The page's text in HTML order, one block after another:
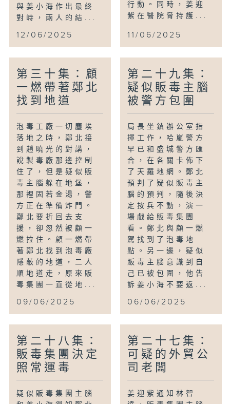
與姜小海作出最終
對峙，兩人的結...
12/06/2025
行動。同時，姜迎
紫在醫院脅持護...
11/06/2025
第三十集：顧
一燃帶著鄭北
找到地道
泡毒工廠一切塵埃
落地之時，鄭北接
到趙曉光的對講，
說製毒廠那邊控制
住了，但是疑似販
毒主腦躲在地堡，
那裡固若金湯，警
方正在準備炸門。
鄭北要折回去支
援，卻忽然被顧一
燃拉住。顧一燃帶
著鄭北找到泡毒廠
隱蔽的地道，二人
順地道走，原來販
毒集團一直從地...
09/06/2025
第二十九集：
疑似販毒主腦
被警方包圍
局長坐鎮辦公室指
揮工作，哈嵐警方
早已和盛城警方匯
合，在各關卡佈下
了天羅地網。鄭北
預判了疑似販毒主
腦的預判，隨後決
定按兵不動，演一
場戲給販毒集團
看。鄭北與顧一燃
駕找到了泡毒地
點。另一邊，疑似
販毒主腦意識到自
己已被包圍，他告
訴姜小海不要返...
06/06/2025
第二十八集：
販毒集團決定
照常運毒
疑似販毒集團主腦
第二十七集：
可疑的外貿公
司老闆
姜迎紫通知林智